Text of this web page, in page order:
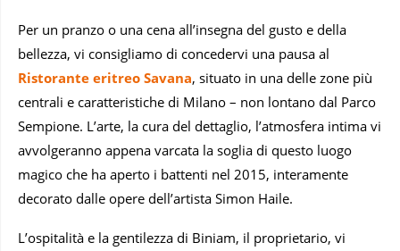
Per un pranzo o una cena all’insegna del gusto e della
bellezza, vi consigliamo di concedervi una pausa al
Ristorante eritreo Savana, situato in una delle zone più
centrali e caratteristiche di Milano – non lontano dal Parco
Sempione. L’arte, la cura del dettaglio, l’atmosfera intima vi
avvolgeranno appena varcata la soglia di questo luogo
magico che ha aperto i battenti nel 2015, interamente
decorato dalle opere dell’artista Simon Haile.
L’ospitalità e la gentilezza di Biniam, il proprietario, vi